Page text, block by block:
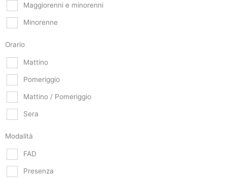
Maggiorenni e minorenni
Minorenne
Orario
Mattino
Pomeriggio
Mattino / Pomeriggio
Sera
Modalità
FAD
Presenza